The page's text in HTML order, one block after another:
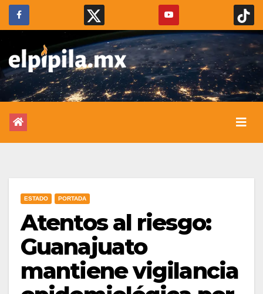
ESTADO PORTADA
Atentos al riesgo:
Guanajuato
mantiene vigilancia